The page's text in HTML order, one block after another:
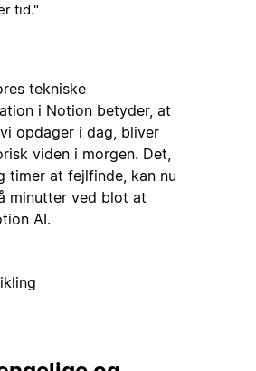
tid."
tekniske
i Notion betyder, at
opdager i dag, bliver
viden i morgen. Det,
timer at fejlfinde, kan nu
minutter ved blot at
AI.